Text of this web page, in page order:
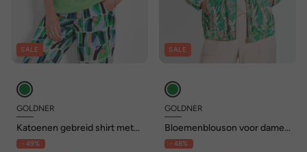
SALE
GOLDNER
Katoenen gebreid shirt met
korte mouwen
- 49%
SALE
GOLDNER
Bloemenblouson voor dames
met ritssluiting
- 48%